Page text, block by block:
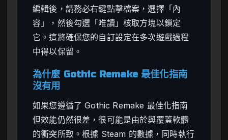
編輯後，請務必右鍵點擊檔案，選擇「內
容」，然後勾選「唯讀」核取方塊以鎖定
它。這將確保您的自訂設定在多次遊戲過程
中得以保留。
為什麼 Gothic Remake 最佳化指南
沒有用
如果您遵循了 Gothic Remake 最佳化指南
但效能仍然很差，很可能是由於與覆蓋軟體
的衝突所致。根據 Steam 的數據，同時執行